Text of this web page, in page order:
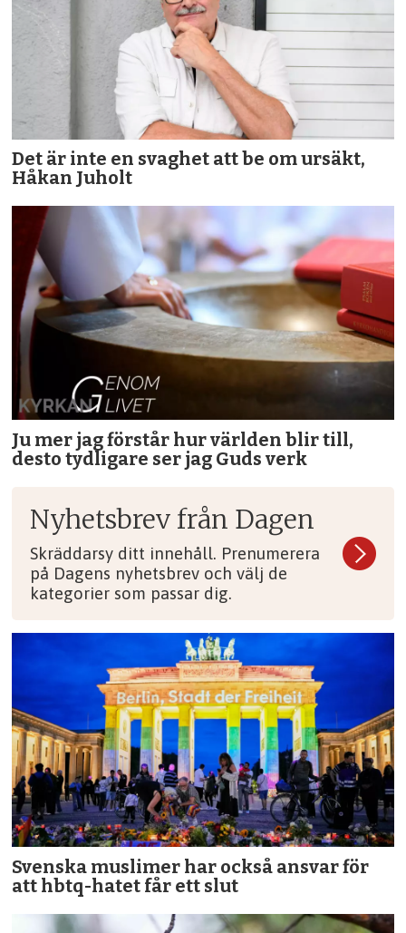
Det är inte en svaghet att be om ursäkt,
Håkan Juholt
Ju mer jag förstår hur världen blir till,
desto tydligare ser jag Guds verk
Nyhetsbrev från Dagen
Skräddarsy ditt innehåll. Prenumerera
på Dagens nyhetsbrev och välj de
kategorier som passar dig.
Svenska muslimer har också ansvar för
att hbtq-hatet får ett slut